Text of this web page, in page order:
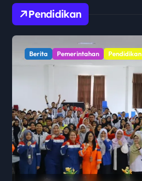
Pendidikan
Berita Pemerintahan Pendidikan